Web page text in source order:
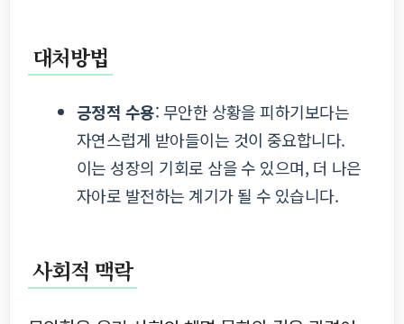
대처방법
긍정적 수용: 무안한 상황을 피하기보다는
자연스럽게 받아들이는 것이 중요합니다.
이는 성장의 기회로 삼을 수 있으며, 더 나은
자아로 발전하는 계기가 될 수 있습니다.
사회적 맥락